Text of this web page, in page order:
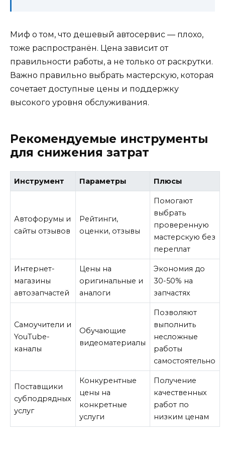
Миф о том, что дешевый автосервис — плохо,
тоже распространён. Цена зависит от
правильности работы, а не только от раскрутки.
Важно правильно выбрать мастерскую, которая
сочетает доступные цены и поддержку
высокого уровня обслуживания.
Рекомендуемые инструменты
для снижения затрат
Инструмент Параметры Плюсы
Автофорумы и
сайты отзывов
Рейтинги,
оценки, отзывы
Помогают
выбрать
проверенную
мастерскую без
переплат
Интернет-
магазины
автозапчастей
Цены на
оригинальные и
аналоги
Экономия до
30-50% на
запчастях
Самоучители и
YouTube-
каналы
Обучающие
видеоматериалы
Позволяют
выполнить
несложные
работы
самостоятельно
Поставщики
субподрядных
услуг
Конкурентные
цены на
конкретные
услуги
Получение
качественных
работ по
низким ценам